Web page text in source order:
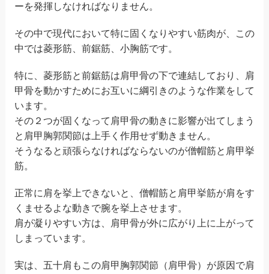
ーを発揮しなければなりません。
その中で現代において特に固くなりやすい筋肉が、この
中では菱形筋、前鋸筋、小胸筋です。
特に、菱形筋と前鋸筋は肩甲骨の下で連結しており、肩
甲骨を動かすためにお互いに綱引きのような作業をして
います。
その２つが固くなって肩甲骨の動きに影響が出てしまう
と肩甲胸郭関節は上手く作用せず動きません。
そうなると頑張らなければならないのが僧帽筋と肩甲挙
筋。
正常に肩を挙上できないと、僧帽筋と肩甲挙筋が肩をす
くませるよな動きで腕を挙上させます。
肩が凝りやすい方は、肩甲骨が外に広がり上に上がって
しまっています。
実は、五十肩もこの肩甲胸郭関節（肩甲骨）が原因で肩